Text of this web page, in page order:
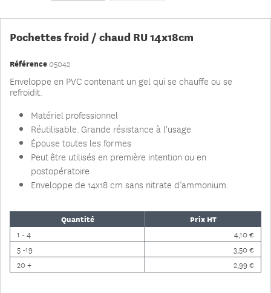
Pochettes froid / chaud RU 14x18cm
Référence05042
Enveloppe en PVC contenant un gel qui se chauffe ou se
refroidit.
Matérielprofessionnel
Réutilisable.Grande résistance à l'usage
Épouse toutes les formes
Peut être utilisés en première intention ou en
postopératoire
Enveloppe de 14x18 cm sans nitrate d’ammonium.
Quantité Prix HT
1 - 4
4,10 €
5 -19
3,50 €
20 +
2,99 €